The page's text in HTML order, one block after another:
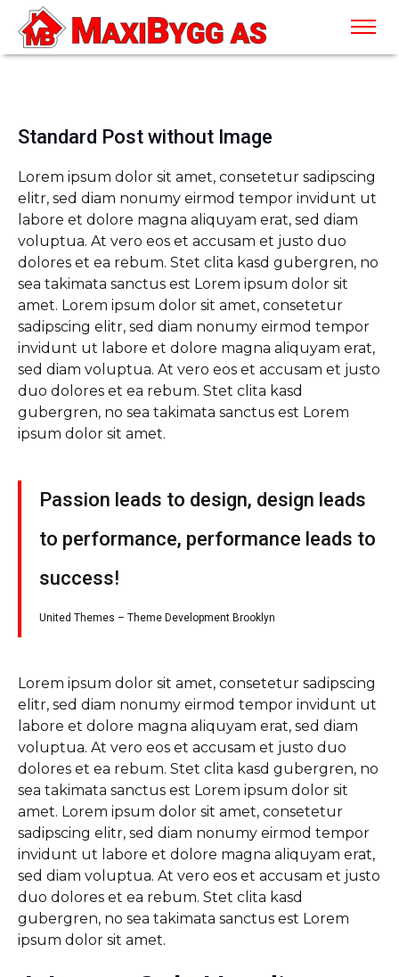
Standard Post without Image
Lorem ipsum dolor sit amet, consetetur sadipscing
elitr, sed diam nonumy eirmod tempor invidunt ut
labore et dolore magna aliquyam erat, sed diam
voluptua. At vero eos et accusam et justo duo
dolores et ea rebum. Stet clita kasd gubergren, no
sea takimata sanctus est Lorem ipsum dolor sit
amet. Lorem ipsum dolor sit amet, consetetur
sadipscing elitr, sed diam nonumy eirmod tempor
invidunt ut labore et dolore magna aliquyam erat,
sed diam voluptua. At vero eos et accusam et justo
duo dolores et ea rebum. Stet clita kasd
gubergren, no sea takimata sanctus est Lorem
ipsum dolor sit amet.
Passion leads to design, design leads
to performance, performance leads to
success!
United Themes – Theme Development Brooklyn
Lorem ipsum dolor sit amet, consetetur sadipscing
elitr, sed diam nonumy eirmod tempor invidunt ut
labore et dolore magna aliquyam erat, sed diam
voluptua. At vero eos et accusam et justo duo
dolores et ea rebum. Stet clita kasd gubergren, no
sea takimata sanctus est Lorem ipsum dolor sit
amet. Lorem ipsum dolor sit amet, consetetur
sadipscing elitr, sed diam nonumy eirmod tempor
invidunt ut labore et dolore magna aliquyam erat,
sed diam voluptua. At vero eos et accusam et justo
duo dolores et ea rebum. Stet clita kasd
gubergren, no sea takimata sanctus est Lorem
ipsum dolor sit amet.